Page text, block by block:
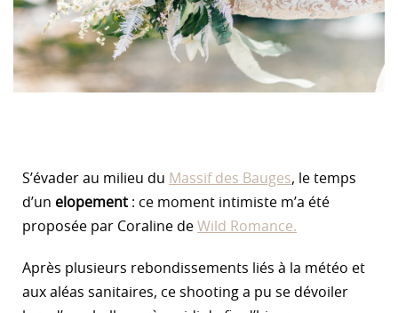
S’évader au milieu du Massif des Bauges, le temps
d’un elopement : ce moment intimiste m’a été
proposée par Coraline de Wild Romance.
Après plusieurs rebondissements liés à la météo et
aux aléas sanitaires, ce shooting a pu se dévoiler